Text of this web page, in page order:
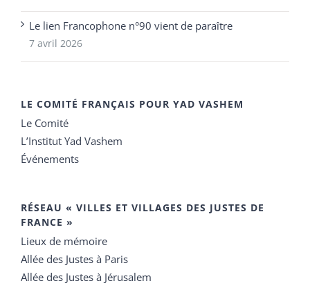
Le lien Francophone n°90 vient de paraître
7 avril 2026
LE COMITÉ FRANÇAIS POUR YAD VASHEM
Le Comité
L’Institut Yad Vashem
Événements
RÉSEAU « VILLES ET VILLAGES DES JUSTES DE
FRANCE »
Lieux de mémoire
Allée des Justes à Paris
Allée des Justes à Jérusalem